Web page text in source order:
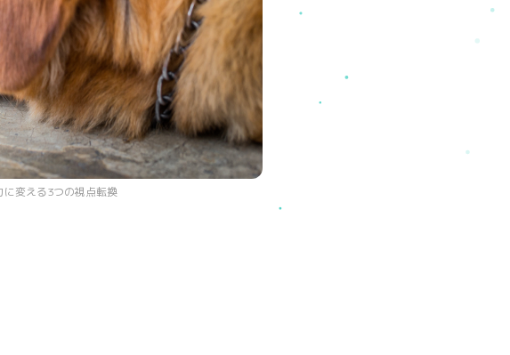
に変える3つの視点転換